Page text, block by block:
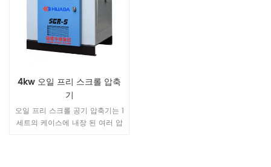
4kw 오일 프리 스크롤 압축
기
오일 프리 스크롤 공기 압축기는 1
세트의 케이스에 내장 된 여러 압